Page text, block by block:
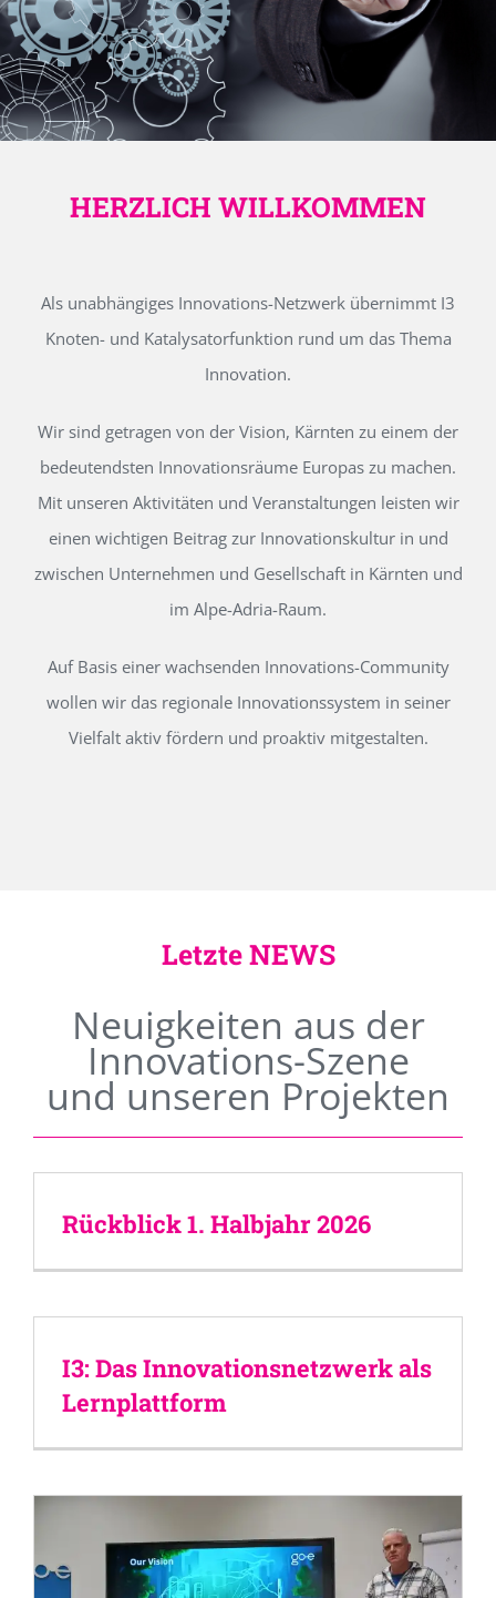
HERZLICH WILLKOMMEN
Als unabhängiges Innovations-Netzwerk übernimmt I3
Knoten- und Katalysatorfunktion rund um das Thema
Innovation.
Wir sind getragen von der Vision, Kärnten zu einem der
bedeutendsten Innovationsräume Europas zu machen.
Mit unseren Aktivitäten und Veranstaltungen leisten wir
einen wichtigen Beitrag zur Innovationskultur in und
zwischen Unternehmen und Gesellschaft in Kärnten und
im Alpe-Adria-Raum.
Auf Basis einer wachsenden Innovations-Community
wollen wir das regionale Innovationssystem in seiner
Vielfalt aktiv fördern und proaktiv mitgestalten.
Letzte NEWS
Neuigkeiten aus der
Innovations-Szene
und unseren Projekten
Rückblick 1. Halbjahr 2026
I3: Das Innovationsnetzwerk als
Lernplattform